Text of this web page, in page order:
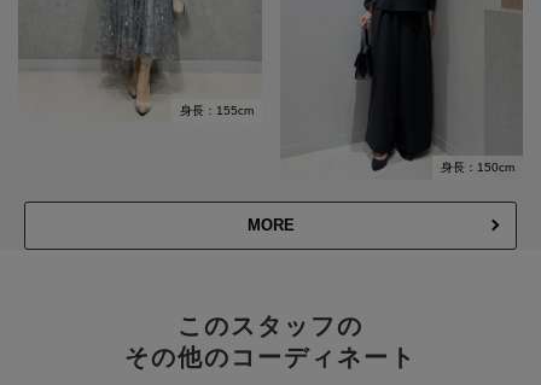
身長：155cm
身長：150cm
MORE
このスタッフの
その他のコーディネート